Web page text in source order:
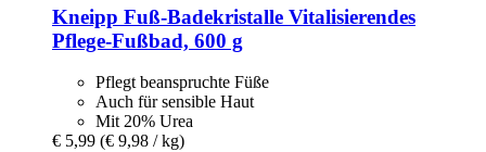
Kneipp Fuß-​Badekristalle Vitalisierendes
Pflege-​Fußbad, 600 g
Pflegt beanspruchte Füße
Auch für sensible Haut
Mit 20% Urea
€ 5,99 (€ 9,98 / kg)